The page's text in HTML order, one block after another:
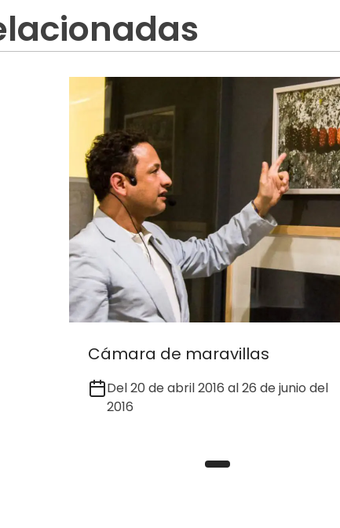
Cámara de maravillas
Del 20 de abril 2016 al 26 de junio del
2016